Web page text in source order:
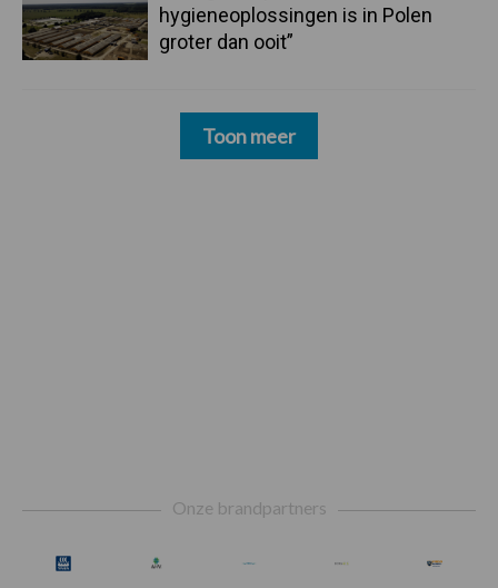
hygieneoplossingen is in Polen
groter dan ooit”
Toon meer
Onze brandpartners